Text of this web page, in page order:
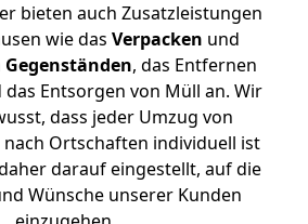
bieten auch Zusatzleistungen
wie das Verpacken und
Gegenständen, das Entfernen
Entsorgen von Müll an. Wir
dass jeder Umzug von
nach Ortschaften individuell ist
darauf eingestellt, auf die
Wünsche unserer Kunden